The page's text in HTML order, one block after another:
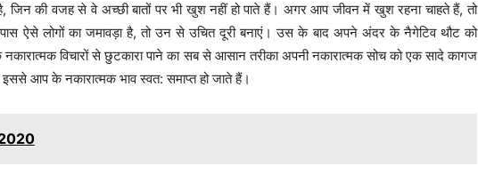
है, जिन की वजह से वे अच्छी बातों पर भी खुश नहीं हो पाते हैं। अगर आप जीवन में खुश रहना चाहते हैं, तो
लोगों का जमावड़ा है, तो उन से उचित दूरी बनाएं। उस के बाद अपने अंदर के नैगेटिव थौट को
विचारों से छुटकारा पाने का सब से आसान तरीका अपनी नकारात्मक सोच को एक सादे कागज
आप के नकारात्मक भाव स्वत: समाप्त हो जाते हैं।